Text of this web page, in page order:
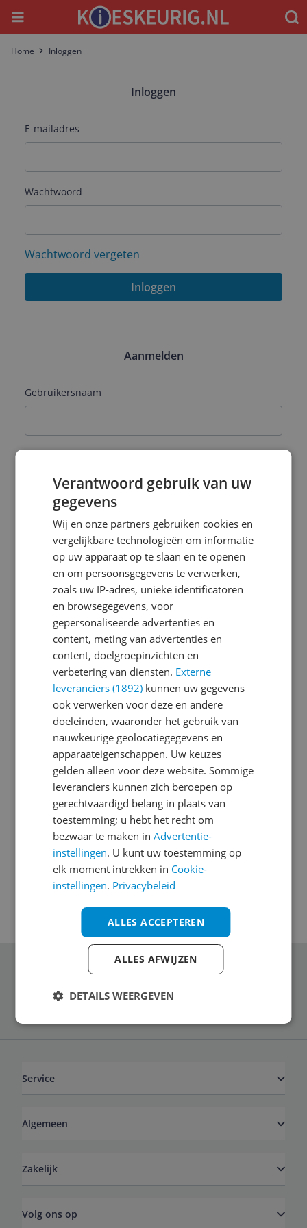
Menu
Home Inloggen
Inloggen
E-mailadres
Wachtwoord
Wachtwoord vergeten
Inloggen
Aanmelden
Gebruikersnaam
Wachtwoord
Je wachtwoord moet minimaal 6 karakters
bevatten
Wachtwoord herhalen
Ik ga akkoord met deAlgemene Voorwaarden
en hetprivacy statementvan Reshift
Ik ontvang graag interessante acties en
aanbiedingen van Kieskeurig.nl en
Digitalvia e-mail
Aanmelden
Schrijf je in voor onze nieuwsbrief
Service
Algemeen
Zakelijk
Volg ons op
Verantwoord gebruik van uw
gegevens
Wij en onze partners gebruiken cookies en
vergelijkbare technologieën om informatie
op uw apparaat op te slaan en te openen
en om persoonsgegevens te verwerken,
zoals uw IP-adres, unieke identificatoren
en browsegegevens, voor
gepersonaliseerde advertenties en
content, meting van advertenties en
content, doelgroepinzichten en
verbetering van diensten. Externe
leveranciers (1892) kunnen uw gegevens
ook verwerken voor deze en andere
doeleinden, waaronder het gebruik van
nauwkeurige geolocatiegegevens en
apparaateigenschappen. Uw keuzes
gelden alleen voor deze website. Sommige
leveranciers kunnen zich beroepen op
gerechtvaardigd belang in plaats van
toestemming; u hebt het recht om
bezwaar te maken inAdvertentie-
instellingen. U kunt uw toestemming op
elk moment intrekken in Cookie-
instellingen. Privacybeleid
ALLES ACCEPTEREN
ALLES AFWIJZEN
DETAILS WEERGEVEN